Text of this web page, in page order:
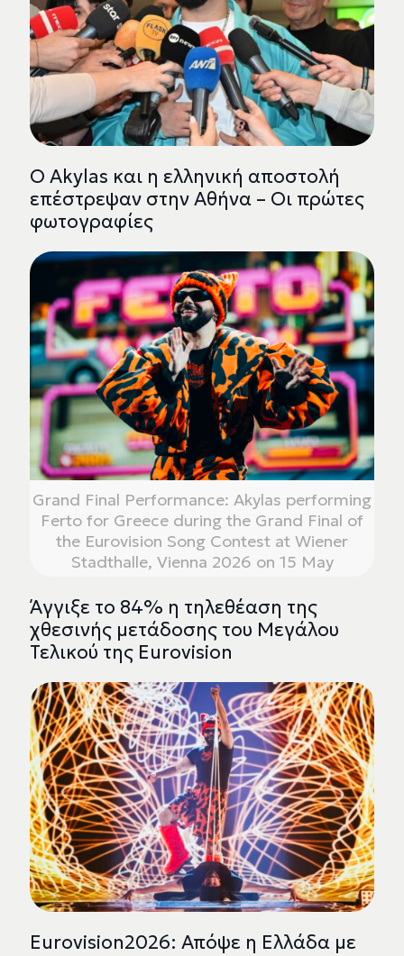
Ο Akylas και η ελληνική αποστολή
επέστρεψαν στην Αθήνα – Οι πρώτες
φωτογραφίες
Grand Final Performance: Akylas performing
Ferto for Greece during the Grand Final of
the Eurovision Song Contest at Wiener
Stadthalle, Vienna 2026 on 15 May
Άγγιξε το 84% η τηλεθέαση της
χθεσινής μετάδοσης του Μεγάλου
Τελικού της Eurovision
Eurovision2026: Απόψε η Ελλάδα με